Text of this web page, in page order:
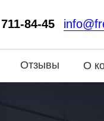
Отзывы О
84-45